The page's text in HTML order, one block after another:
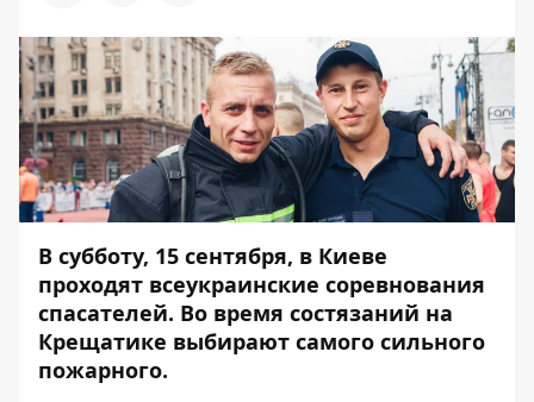
В субботу, 15 сентября, в Киеве
проходят всеукраинские соревнования
спасателей. Во время состязаний на
Крещатике выбирают самого сильного
пожарного.